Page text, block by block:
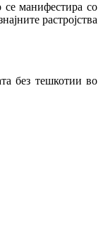
се манифестира со
растројства
без тешкотии во